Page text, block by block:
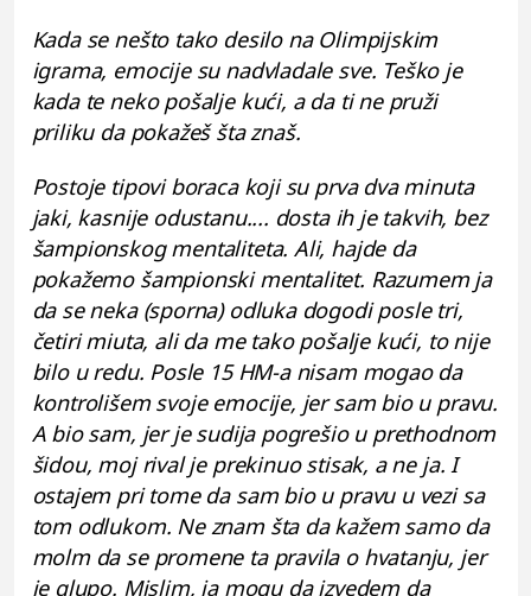
Kada se nešto tako desilo na Olimpijskim
igrama, emocije su nadvladale sve. Teško je
kada te neko pošalje kući, a da ti ne pruži
priliku da pokažeš šta znaš.
Postoje tipovi boraca koji su prva dva minuta
jaki, kasnije odustanu.... dosta ih je takvih, bez
šampionskog mentaliteta. Ali, hajde da
pokažemo šampionski mentalitet. Razumem ja
da se neka (sporna) odluka dogodi posle tri,
četiri miuta, ali da me tako pošalje kući, to nije
bilo u redu. Posle 15 HM-a nisam mogao da
kontrolišem svoje emocije, jer sam bio u pravu.
A bio sam, jer je sudija pogrešio u prethodnom
šidou, moj rival je prekinuo stisak, a ne ja. I
ostajem pri tome da sam bio u pravu u vezi sa
tom odlukom. Ne znam šta da kažem samo da
molm da se promene ta pravila o hvatanju, jer
je glupo. Mislim, ja mogu da izvedem da